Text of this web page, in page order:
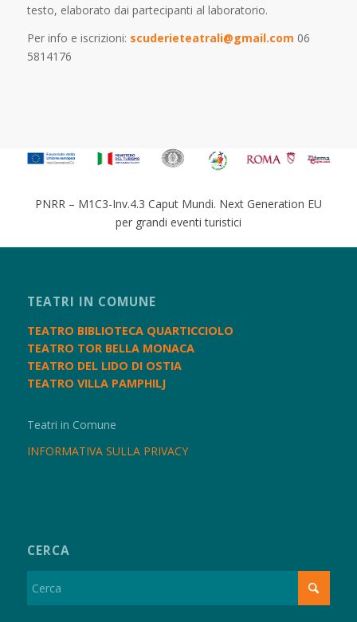
testo, elaborato dai partecipanti al laboratorio.
Per info e iscrizioni: scuderieteatrali@gmail.com 06
5814176
PNRR – M1C3-Inv.4.3 Caput Mundi. Next Generation EU
per grandi eventi turistici
TEATRI IN COMUNE
TEATRO BIBLIOTECA QUARTICCIOLO
TEATRO TOR BELLA MONACA
TEATRO DEL LIDO DI OSTIA
TEATRO VILLA PAMPHILJ
Teatri in Comune
INFORMATIVA SULLA PRIVACY
CERCA